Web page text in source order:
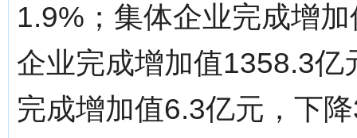
1.9%；集体企业完成增
企业完成增加值1358.3
完成增加值6.3亿元，下